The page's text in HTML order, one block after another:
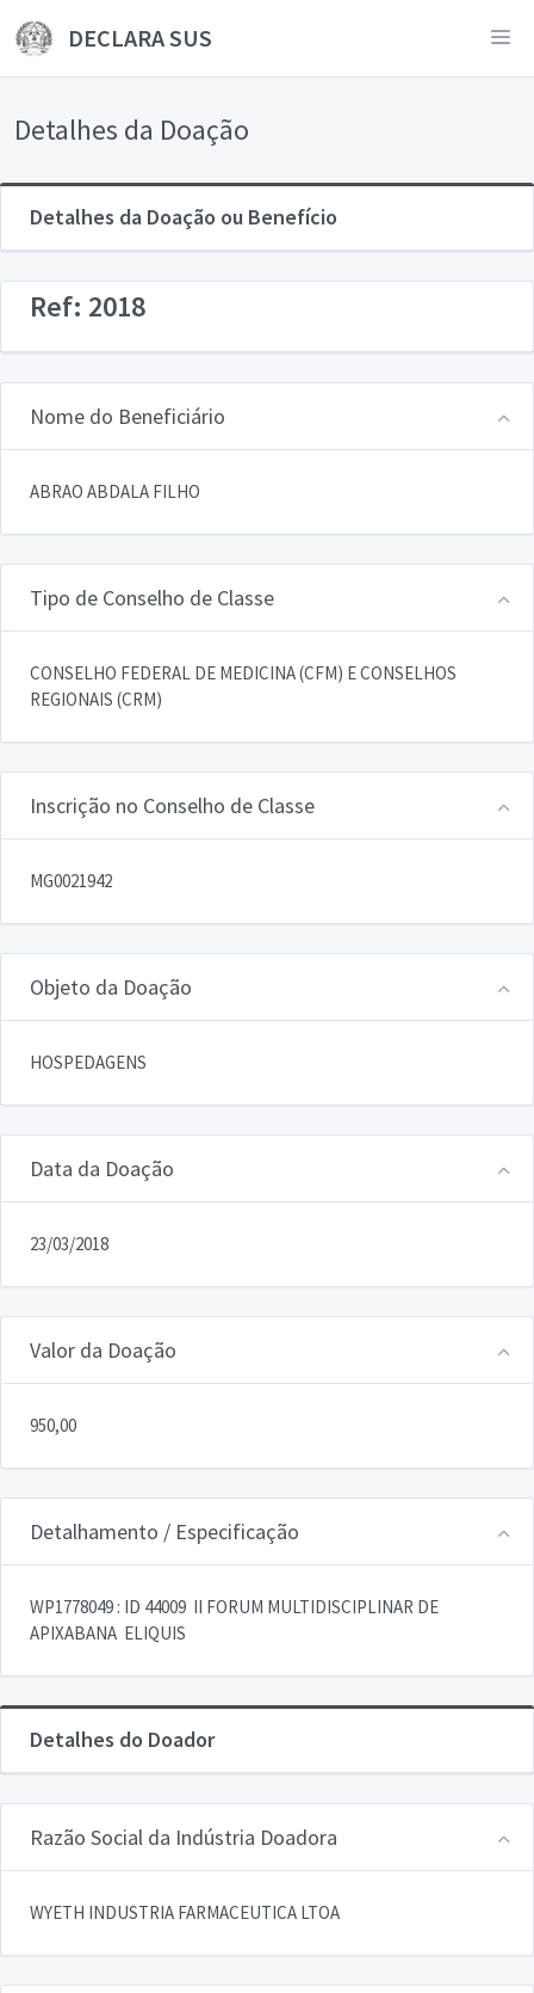
DECLARA SUS
Detalhes da Doação
Detalhes da Doação ou Benefício
Ref: 2018
Nome do Beneficiário
ABRAO ABDALA FILHO
Tipo de Conselho de Classe
CONSELHO FEDERAL DE MEDICINA (CFM) E CONSELHOS
REGIONAIS (CRM)
Inscrição no Conselho de Classe
MG0021942
Objeto da Doação
HOSPEDAGENS
Data da Doação
23/03/2018
Valor da Doação
950,00
Detalhamento / Especificação
WP1778049 : ID 44009  II FORUM MULTIDISCIPLINAR DE
APIXABANA  ELIQUIS
Detalhes do Doador
Razão Social da Indústria Doadora
WYETH INDUSTRIA FARMACEUTICA LTOA